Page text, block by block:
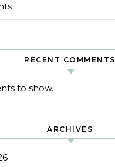
RECENT COMMENTS
to show.
ARCHIVES